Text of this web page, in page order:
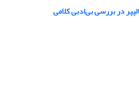
در بررسی بی‌ادبی کلامی